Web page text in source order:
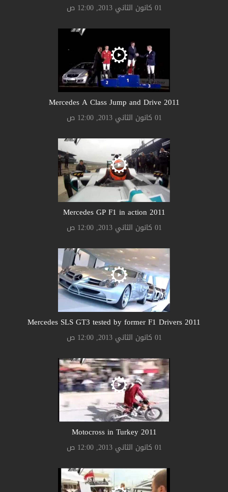
01 كانون الثاني 2013, 12:00 ص
2011 Mercedes A Class Jump and Drive
01 كانون الثاني 2013, 12:00 ص
2011 Mercedes GP F1 in action
01 كانون الثاني 2013, 12:00 ص
2011 Mercedes SLS GT3 tested by former F1 Drivers
01 كانون الثاني 2013, 12:00 ص
2011 Motocross in Turkey
01 كانون الثاني 2013, 12:00 ص